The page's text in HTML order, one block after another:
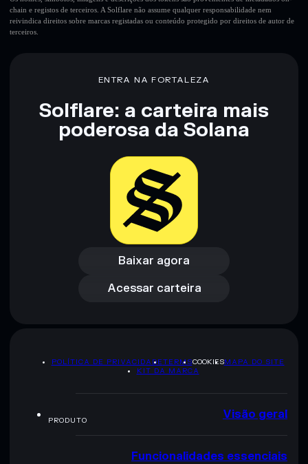
chain e registos de terceiros. A Solflare não assume qualquer responsabilidade nem
reivindica direitos sobre marcas registadas ou conteúdo protegido por direitos de autor de
terceiros.
ENTRA NA FORTALEZA
Solflare: a carteira mais
poderosa da Solana
Baixar agora
Baixar agora
Acessar carteira
Acessar carteira
POLÍTICA DE PRIVACIDADETERMSCOOKIESMAPA DO SITE
KIT DA MARCA
PRODUTO Visão geral
Funcionalidades essenciais